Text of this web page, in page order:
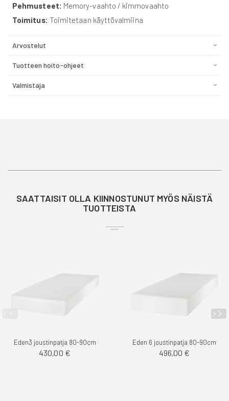
Pehmusteet: Memory-vaahto / kimmovaahto
Toimitus: Toimitetaan käyttövalmiina
Arvostelut
Tuotteen hoito-ohjeet
Valmistaja
SAATTAISIT OLLA KIINNOSTUNUT MYÖS NÄISTÄ
TUOTTEISTA
Eden3 joustinpatja 80-90cm
430,00 €
Eden 6 joustinpatja 80-90cm
496,00 €